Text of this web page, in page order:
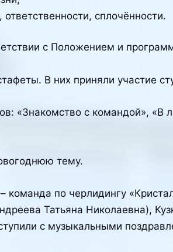
сплочённости.
с Положением и
В них приняли участие
«Знакомство с командой»,
тему.
команда по черлидингу
Татьяна Николаевна),
с музыкальными